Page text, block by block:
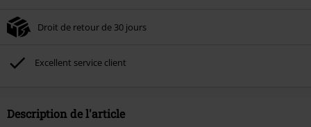
Droit de retour de 30 jours
Excellent service client
Description de l'article